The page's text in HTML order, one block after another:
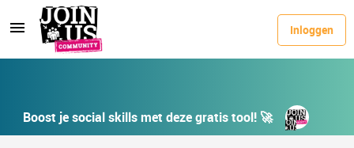
Inloggen
Boost je social skills met deze gratis tool! 🚀